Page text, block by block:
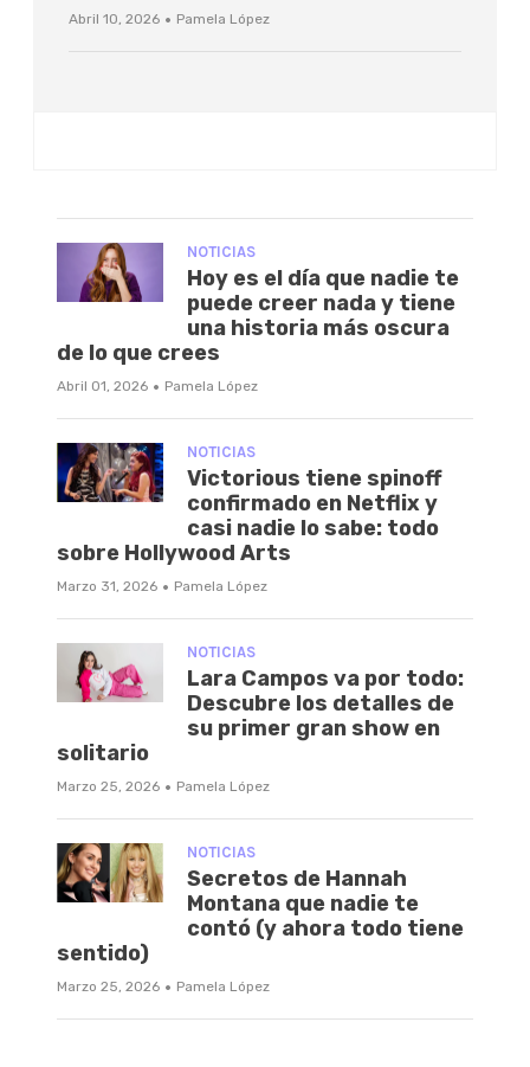
Abril 10, 2026 · Pamela López
NOTICIAS
Hoy es el día que nadie te
puede creer nada y tiene
una historia más oscura
de lo que crees
Abril 01, 2026 · Pamela López
NOTICIAS
Victorious tiene spinoff
confirmado en Netflix y
casi nadie lo sabe: todo
sobre Hollywood Arts
Marzo 31, 2026 · Pamela López
NOTICIAS
Lara Campos va por todo:
Descubre los detalles de
su primer gran show en
solitario
Marzo 25, 2026 · Pamela López
NOTICIAS
Secretos de Hannah
Montana que nadie te
contó (y ahora todo tiene
sentido)
Marzo 25, 2026 · Pamela López